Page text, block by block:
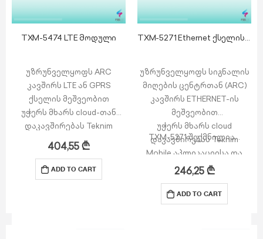
TXM-5474 LTE მოდული
უზრუნველყოფს ARC
კავშირს LTE ან GPRS
ქსელის მეშვეობით
უჭერს მხარს cloud-თან
დაკავშირებას Teknim
Mobile აპლიკაციისა და
Teknim Mosaic Web-ის
გამოსაყენებლად
უზრუნველყოფს SMS
404,55₾
ADD TO CART
TXM-5271 Ethernet ქსელის მოდული
უზრუნველყოფს სიგნალის
მიღების ცენტრთან (ARC)
კავშირს ETHERNET-ის
მეშვეობით
უჭერს მხარს cloud
დაკავშირებას Teknim
Mobile აპლიკაციისა და
Teknim Mosaic Web-ის
აქვს დუბლირებული
(Redundant Operation)
TXM-5271 შექმნილია…
246,25₾
ADD TO CART